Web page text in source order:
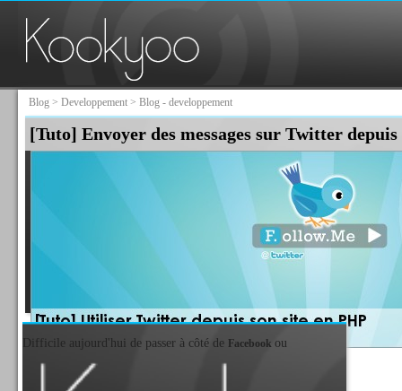
Blog> Developpement> Blog - developpement
[Tuto] Envoyer des messages sur Twitter depuis
Difficile aujourd'hui de passer à côté de Facebook ou